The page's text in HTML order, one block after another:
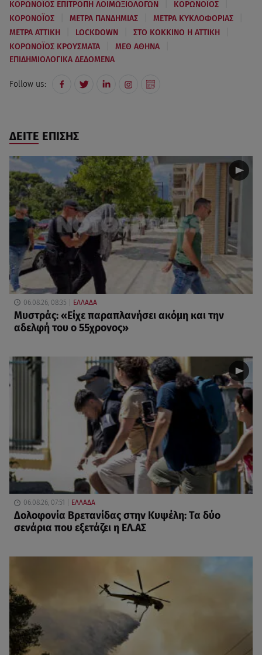
ΚΟΡΩΝΟΪΟΣ ΕΠΙΤΡΟΠΗ ΛΟΙΜΩΞΙΟΛΟΓΩΝ ΚΟΡΩΝΟΪΟΣ
ΚΟΡΟΝΟΪΟΣ ΜΕΤΡΑ ΠΑΝΔΗΜΙΑΣ ΜΕΤΡΑ ΚΥΚΛΟΦΟΡΙΑΣ
ΜΕΤΡΑ ΑΤΤΙΚΗ LOCKDOWN ΣΤΟ ΚΟΚΚΙΝΟ Η ΑΤΤΙΚΗ
ΚΟΡΩΝΟΪΟΣ ΚΡΟΥΣΜΑΤΑ ΜΕΘ ΑΘΗΝΑ
ΕΠΙΔΗΜΙΟΛΟΓΙΚΑ ΔΕΔΟΜΕΝΑ
Follow us:
ΔΕΙΤΕ ΕΠΙΣΗΣ
06.08.26, 08:35 ΕΛΛΑΔΑ
Μυστράς: «Είχε παραπλανήσει ακόμη και την
αδελφή του ο 55χρονος»
06.08.26, 07:51 ΕΛΛΑΔΑ
Δολοφονία Βρετανίδας στην Κυψέλη: Τα δύο
σενάρια που εξετάζει η ΕΛ.ΑΣ